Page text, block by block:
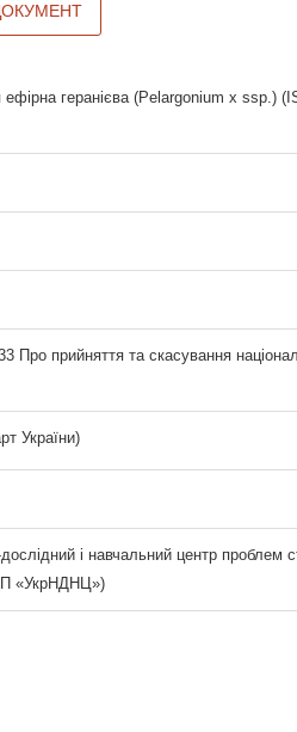
геранієва (Pelargonium x ssp.)
Про прийняття та скасування
України)
і навчальний центр проблем
«УкрНДНЦ»)